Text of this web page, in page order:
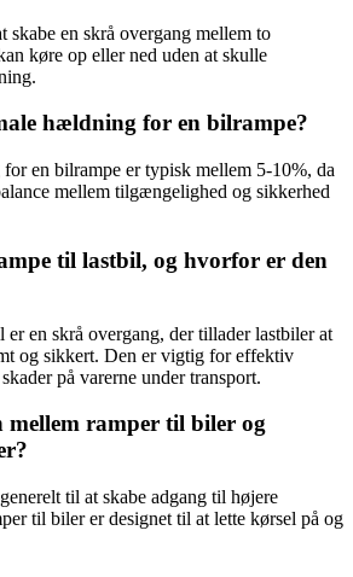
skabe en skrå overgang mellem to
køre op eller ned uden at skulle
hældning for en bilrampe?
en bilrampe er typisk mellem 5-10%, da
mellem tilgængelighed og sikkerhed
til lastbil, og hvorfor er den
en skrå overgang, der tillader lastbiler at
og sikkert. Den er vigtig for effektiv
på varerne under transport.
mellem ramper til biler og
til at skabe adgang til højere
til biler er designet til at lette kørsel på og